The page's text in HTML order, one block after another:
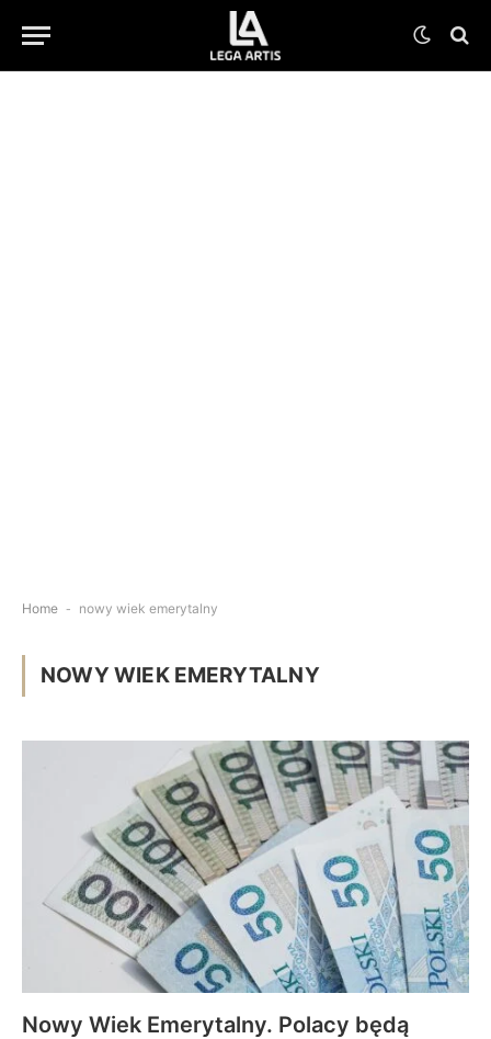
Home - nowy wiek emerytalny
NOWY WIEK EMERYTALNY
Nowy Wiek Emerytalny. Polacy będą